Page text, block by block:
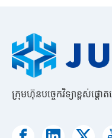
ក្រុមហ៊ុនបច្ចេកវិទ្យាខ្ពស់ផ្តោ